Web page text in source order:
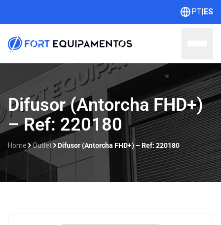
PT|ES
Home
Sobre nosotros
Líneas
Contacto
Difusor (Antorcha FHD+)
– Ref: 220180
Home Outlet Difusor (Antorcha FHD+) – Ref: 220180